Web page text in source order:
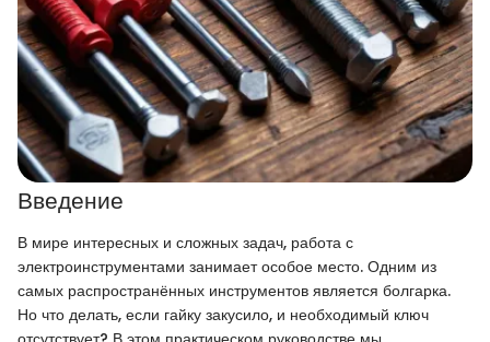
Введение
В мире интересных и сложных задач, работа с
электроинструментами занимает особое место. Одним из
самых распространённых инструментов является болгарка.
Но что делать, если гайку закусило, и необходимый ключ